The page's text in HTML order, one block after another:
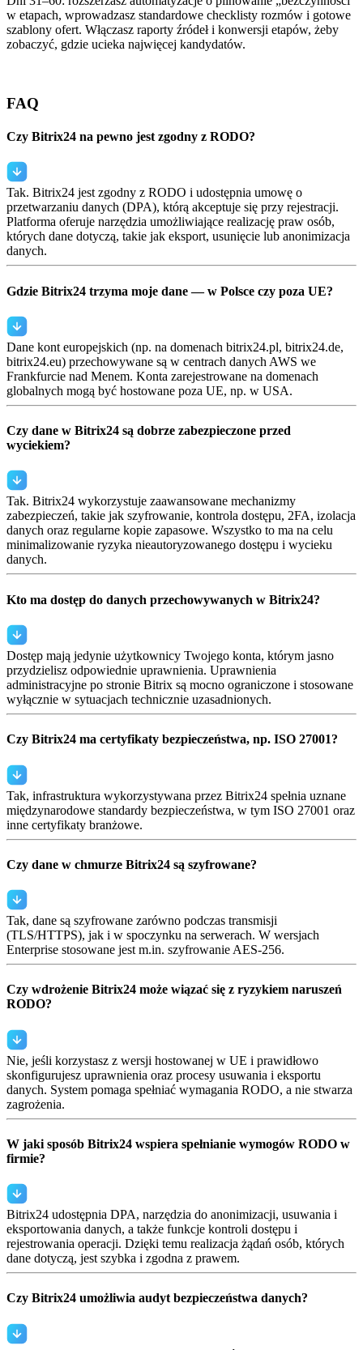
w etapach, wprowadzasz standardowe checklisty rozmów i gotowe
szablony ofert. Włączasz raporty źródeł i konwersji etapów, żeby
zobaczyć, gdzie ucieka najwięcej kandydatów.
FAQ
Czy Bitrix24 na pewno jest zgodny z RODO?
Tak. Bitrix24 jest zgodny z RODO i udostępnia umowę o
przetwarzaniu danych (DPA), którą akceptuje się przy rejestracji.
Platforma oferuje narzędzia umożliwiające realizację praw osób,
których dane dotyczą, takie jak eksport, usunięcie lub anonimizacja
danych.
Gdzie Bitrix24 trzyma moje dane — w Polsce czy poza UE?
Dane kont europejskich (np. na domenach bitrix24.pl, bitrix24.de,
bitrix24.eu) przechowywane są w centrach danych AWS we
Frankfurcie nad Menem. Konta zarejestrowane na domenach
globalnych mogą być hostowane poza UE, np. w USA.
Czy dane w Bitrix24 są dobrze zabezpieczone przed
wyciekiem?
Tak. Bitrix24 wykorzystuje zaawansowane mechanizmy
zabezpieczeń, takie jak szyfrowanie, kontrola dostępu, 2FA, izolacja
danych oraz regularne kopie zapasowe. Wszystko to ma na celu
minimalizowanie ryzyka nieautoryzowanego dostępu i wycieku
danych.
Kto ma dostęp do danych przechowywanych w Bitrix24?
Dostęp mają jedynie użytkownicy Twojego konta, którym jasno
przydzielisz odpowiednie uprawnienia. Uprawnienia
administracyjne po stronie Bitrix są mocno ograniczone i stosowane
wyłącznie w sytuacjach technicznie uzasadnionych.
Czy Bitrix24 ma certyfikaty bezpieczeństwa, np. ISO 27001?
Tak, infrastruktura wykorzystywana przez Bitrix24 spełnia uznane
międzynarodowe standardy bezpieczeństwa, w tym ISO 27001 oraz
inne certyfikaty branżowe.
Czy dane w chmurze Bitrix24 są szyfrowane?
Tak, dane są szyfrowane zarówno podczas transmisji
(TLS/HTTPS), jak i w spoczynku na serwerach. W wersjach
Enterprise stosowane jest m.in. szyfrowanie AES-256.
Czy wdrożenie Bitrix24 może wiązać się z ryzykiem naruszeń
RODO?
Nie, jeśli korzystasz z wersji hostowanej w UE i prawidłowo
skonfigurujesz uprawnienia oraz procesy usuwania i eksportu
danych. System pomaga spełniać wymagania RODO, a nie stwarza
zagrożenia.
W jaki sposób Bitrix24 wspiera spełnianie wymogów RODO w
firmie?
Bitrix24 udostępnia DPA, narzędzia do anonimizacji, usuwania i
eksportowania danych, a także funkcje kontroli dostępu i
rejestrowania operacji. Dzięki temu realizacja żądań osób, których
dane dotyczą, jest szybka i zgodna z prawem.
Czy Bitrix24 umożliwia audyt bezpieczeństwa danych?